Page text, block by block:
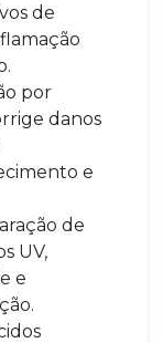
de
por
danos
e
de
UV,
e